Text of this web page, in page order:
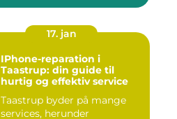
17. jan
IPhone-reparation i
Taastrup: din guide til
hurtig og effektiv service
Taastrup byder på mange
services, herunder